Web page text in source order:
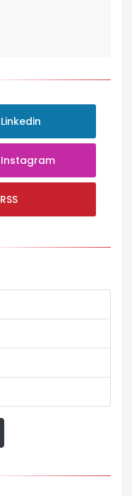
Linkedin
Instagram
RSS